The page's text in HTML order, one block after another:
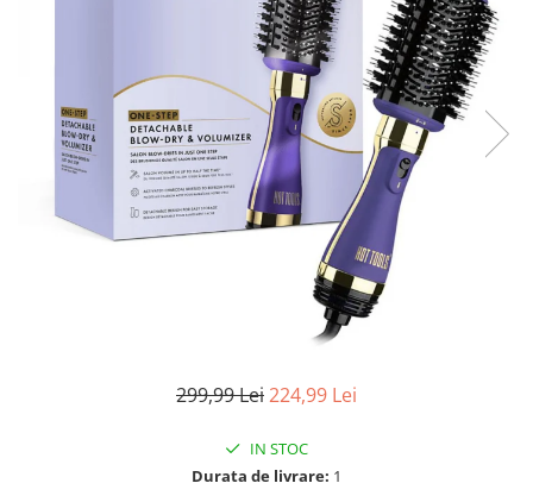
Pulsoximetre profesionale
Accesorii
Monitorizare medicala
Stetoscoape
Spirometre
Ingrijire personala & cosmetice
299,99 Lei224,99 Lei
IN STOC
Durata de livrare: 1